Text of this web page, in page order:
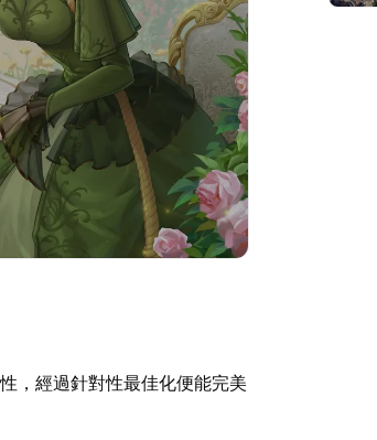
，經過針對性最佳化便能完美